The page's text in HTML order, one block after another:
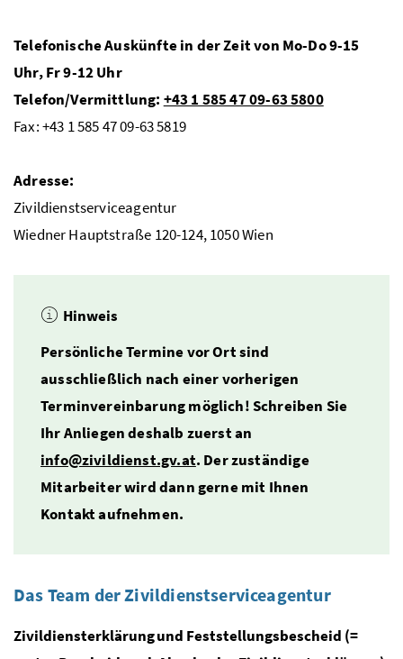
Telefonische Auskünfte in der Zeit von Mo-Do9-15
Uhr,Fr9-12 Uhr
Telefon/Vermittlung: +43 1 585 47 09-63 5800
Fax: +43 1 585 47 09-63 5819
Adresse:
Zivildienstserviceagentur
Wiedner Hauptstraße 120-124, 1050 Wien
Hinweis
Persönliche Termine vor Ort sind
ausschließlich nach einer vorherigen
Terminvereinbarung möglich!Schreiben Sie
Ihr Anliegen deshalb zuerst an
info@zivildienst.gv.at. Der zuständige
Mitarbeiter wird dann gerne mit Ihnen
Kontakt aufnehmen.
Das Team der Zivildienstserviceagentur
Zivildiensterklärung und Feststellungsbescheid (=